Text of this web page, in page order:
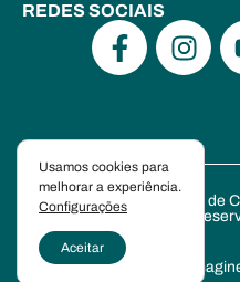
REDES SOCIAIS
Escola de Psicanálise de
Política de Privacidade
Criado por Hourglass e
Usamos cookies para
melhorar a experiência.
Configurações
Aceitar